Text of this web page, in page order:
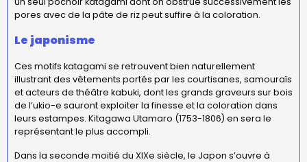
pores avec de la pâte de riz peut suffire à la coloration.
Le japonisme
Ces motifs katagami se retrouvent bien naturellement
illustrant des vêtements portés par les courtisanes, samouraïs
et acteurs de théâtre kabuki, dont les grands graveurs sur bois
de l’ukio-e sauront exploiter la finesse et la coloration dans
leurs estampes. Kitagawa Utamaro (1753-1806) en sera le
représentant le plus accompli.
Dans la seconde moitié du XIXe siècle, le Japon s’ouvre à